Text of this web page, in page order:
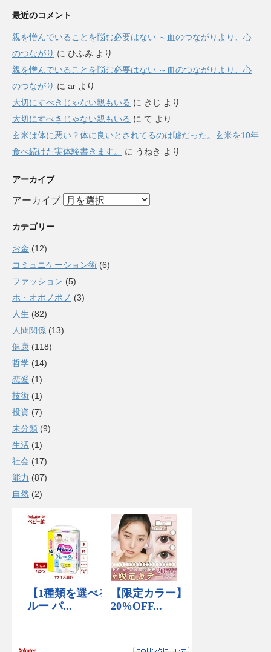
最近のコメント
親を憎んでいることを悩む必要はない ～血のつながりより、心
のつながり に ひふみ より
親を憎んでいることを悩む必要はない ～血のつながりより、心
のつながり に ar より
大切にすべきじゃない親もいる に きじ より
大切にすべきじゃない親もいる に て より
玄米は体に悪い？体に良いとされてるのは嘘だった。玄米を10年
食べ続けた実体験書きます。
に うねき より
アーカイブ
アーカイブ
カテゴリー
お金 (12)
コミュニケーション術 (6)
ファッション (5)
ホ・オポノポノ (3)
人生 (82)
人間関係 (13)
健康 (118)
哲学 (14)
恋愛 (1)
技術 (1)
投資 (7)
未分類 (9)
生活 (1)
社会 (17)
能力 (87)
自然 (2)